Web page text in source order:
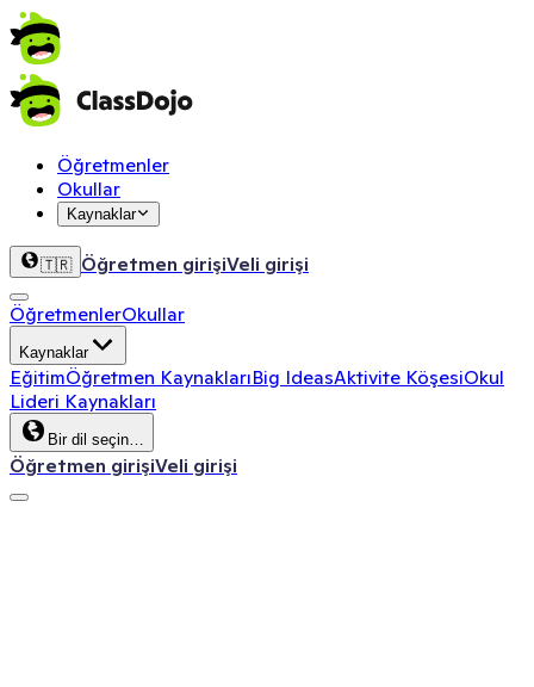
Öğretmenler
Okullar
Kaynaklar
🇹🇷 Öğretmen girişiVeli girişi
ÖğretmenlerOkullar
Kaynaklar
EğitimÖğretmen KaynaklarıBig IdeasAktivite KöşesiOkul
Lideri Kaynakları
Bir dil seçin…
Öğretmen girişiVeli girişi